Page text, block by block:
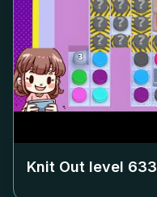
Knit Out level 633